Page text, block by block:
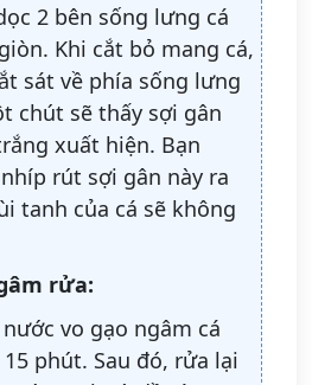
2 bên sống lưng cá
Khi cắt bỏ mang cá,
sát về phía sống lưng
chút sẽ thấy sợi gân
xuất hiện. Bạn
rút sợi gân này ra
tanh của cá sẽ không
rửa:
vo gạo ngâm cá
phút. Sau đó, rửa lại